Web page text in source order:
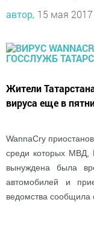
автор, 15 мая
Жители
вируса еще в
WannaCry
среди которых МВД,
вынуждена была
автомобилей и
ведомства